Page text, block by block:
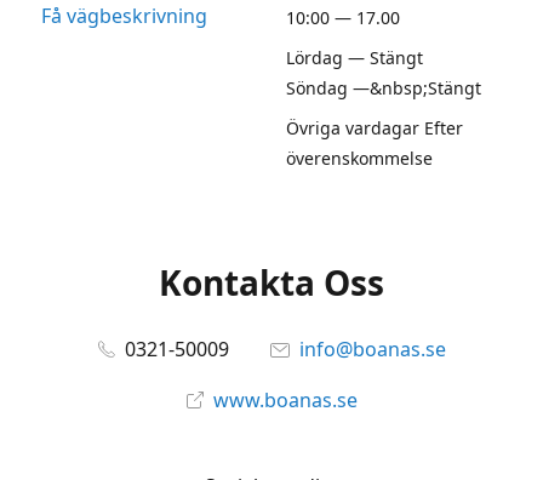
Få vägbeskrivning
10:00 — 17.00
Lördag — Stängt
Söndag —&nbsp;Stängt
Övriga vardagar Efter
överenskommelse
Kontakta Oss
0321-50009
info@boanas.se
www.boanas.se